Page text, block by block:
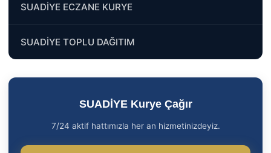
SUADİYE ECZANE KURYE
SUADİYE TOPLU DAĞITIM
SUADİYE Kurye Çağır
7/24 aktif hattımızla her an hizmetinizdeyiz.